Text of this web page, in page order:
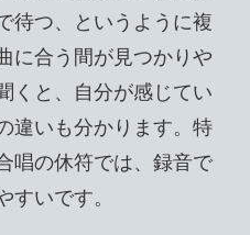
待つ、というように複
に合う間が見つかりや
くと、自分が感じてい
違いも分かります。特
唱の休符では、録音で
すいです。